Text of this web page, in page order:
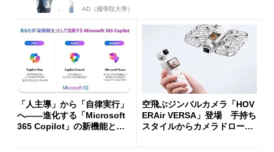
AD（國學院大學）
「人主導」から「自律実行」
へ――進化する「Microsoft
365 Copilot」の新機能とエ
空飛ぶジンバルカメラ「HOV
ERAir VERSA」登場 手持ち
スタイルからカメラドローン